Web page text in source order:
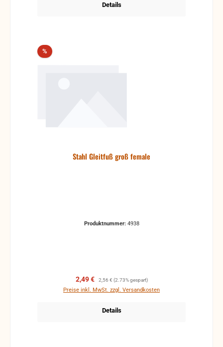
Details
%Rabatt
Stahl Gleitfuß groß female
Produktnummer: 4938
Verkaufspreis:
2,49 € Regulärer Preis:
2,56 € (2.73% gespart)
Preise inkl. MwSt. zzgl. Versandkosten
Details